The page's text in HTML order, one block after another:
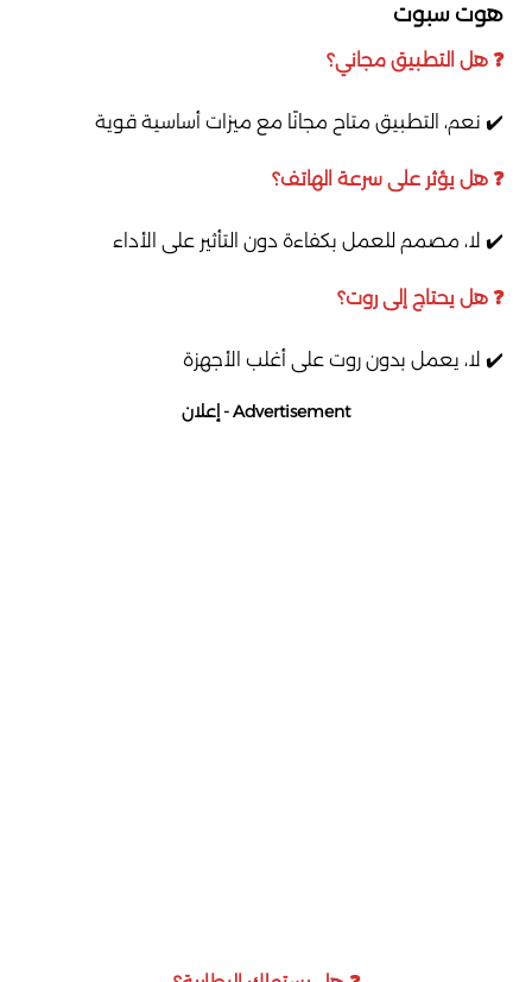
هوت سبوت
❓ هل التطبيق مجاني؟
✔️ نعم، التطبيق متاح مجانًا مع ميزات أساسية قوية
❓ هل يؤثر على سرعة الهاتف؟
✔️ لا، مصمم للعمل بكفاءة دون التأثير على الأداء
❓ هل يحتاج إلى روت؟
✔️ لا، يعمل بدون روت على أغلب الأجهزة
Advertisement - إعلان